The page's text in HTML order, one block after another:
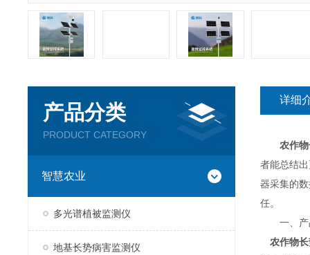
产品分类
PRODUCT CATEGORY
智慧农业
多光谱植被监测仪
地基长势病害监测仪
详细
农作
者能总结
器采集的
任。
一、产
农作物